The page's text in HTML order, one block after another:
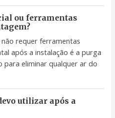
ou ferramentas
requer ferramentas
após a instalação é a purga
para eliminar qualquer ar do
utilizar após a